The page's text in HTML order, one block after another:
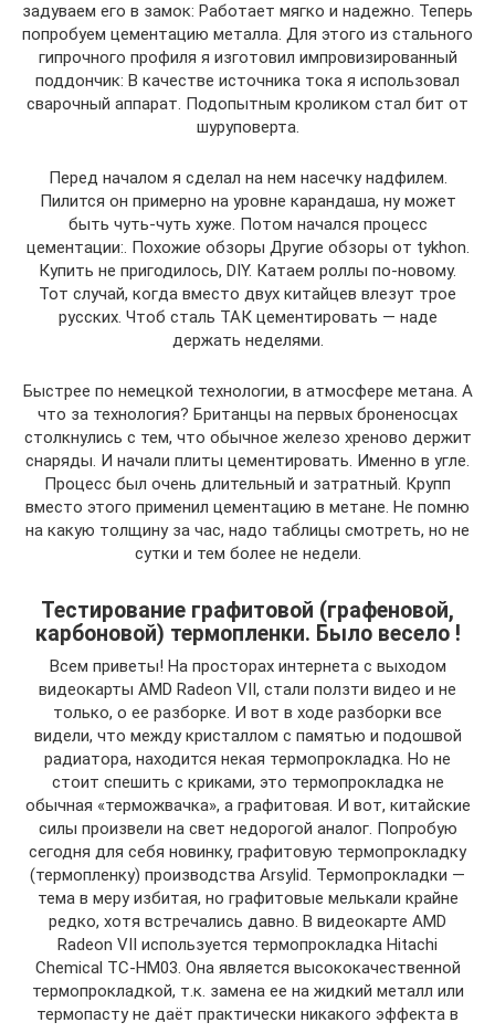
задуваем его в замок: Работает мягко и надежно. Теперь
попробуем цементацию металла. Для этого из стального
гипрочного профиля я изготовил импровизированный
поддончик: В качестве источника тока я использовал
сварочный аппарат. Подопытным кроликом стал бит от
шуруповерта.
Перед началом я сделал на нем насечку надфилем.
Пилится он примерно на уровне карандаша, ну может
быть чуть-чуть хуже. Потом начался процесс
цементации:. Похожие обзоры Другие обзоры от tykhon.
Купить не пригодилось, DIY. Катаем роллы по-новому.
Тот случай, когда вместо двух китайцев влезут трое
русских. Чтоб сталь ТАК цементировать — наде
держать неделями.
Быстрее по немецкой технологии, в атмосфере метана. А
что за технология? Британцы на первых броненосцах
столкнулись с тем, что обычное железо хреново держит
снаряды. И начали плиты цементировать. Именно в угле.
Процесс был очень длительный и затратный. Крупп
вместо этого применил цементацию в метане. Не помню
на какую толщину за час, надо таблицы смотреть, но не
сутки и тем более не недели.
Тестирование графитовой (графеновой,
карбоновой) термопленки. Было весело !
Всем приветы! На просторах интернета с выходом
видеокарты AMD Radeon VII, стали ползти видео и не
только, о ее разборке. И вот в ходе разборки все
видели, что между кристаллом с памятью и подошвой
радиатора, находится некая термопрокладка. Но не
стоит спешить с криками, это термопрокладка не
обычная «терможвачка», а графитовая. И вот, китайские
силы произвели на свет недорогой аналог. Попробую
сегодня для себя новинку, графитовую термопрокладку
(термопленку) производства Arsylid. Термопрокладки —
тема в меру избитая, но графитовые мелькали крайне
редко, хотя встречались давно. В видеокарте AMD
Radeon VII используется термопрокладка Hitachi
Chemical TC-HM03. Она является высококачественной
термопрокладкой, т.к. замена ее на жидкий металл или
термопасту не даёт практически никакого эффекта в